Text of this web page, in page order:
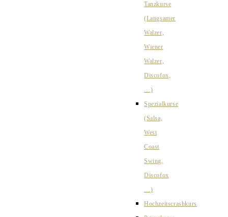
Tanzkurse
(Langsamer
Walzer,
Wiener
Walzer,
Discofox,
…)
Spezialkurse
(Salsa,
West
Coast
Swing,
Discofox
…)
Hochzeitscrashkurs